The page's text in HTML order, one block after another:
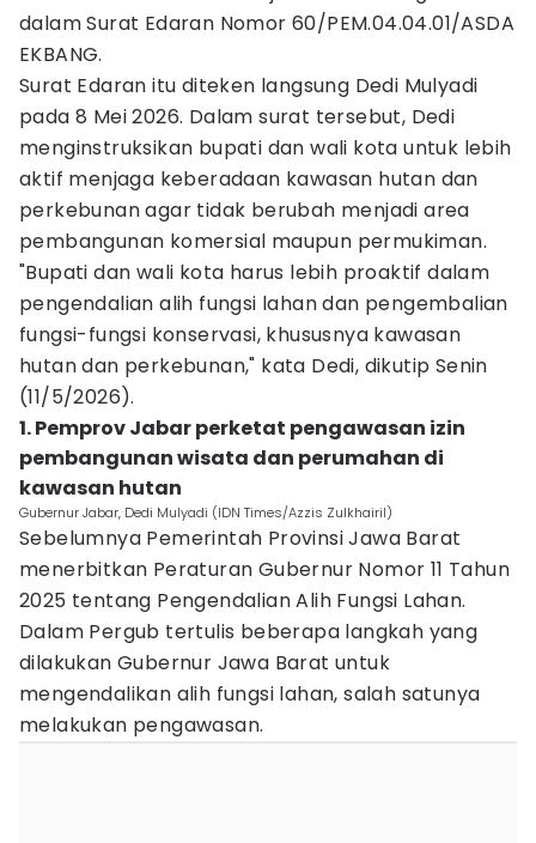
dalam Surat Edaran Nomor 60/PEM.04.04.01/ASDA
EKBANG.
Surat Edaran itu diteken langsung Dedi Mulyadi
pada 8 Mei 2026. Dalam surat tersebut, Dedi
menginstruksikan bupati dan wali kota untuk lebih
aktif menjaga keberadaan kawasan hutan dan
perkebunan agar tidak berubah menjadi area
pembangunan komersial maupun permukiman.
"Bupati dan wali kota harus lebih proaktif dalam
pengendalian alih fungsi lahan dan pengembalian
fungsi-fungsi konservasi, khususnya kawasan
hutan dan perkebunan," kata Dedi, dikutip Senin
(11/5/2026).
1. Pemprov Jabar perketat pengawasan izin
pembangunan wisata dan perumahan di
kawasan hutan
Gubernur Jabar, Dedi Mulyadi (IDN Times/Azzis Zulkhairil)
Sebelumnya Pemerintah Provinsi Jawa Barat
menerbitkan Peraturan Gubernur Nomor 11 Tahun
2025 tentang Pengendalian Alih Fungsi Lahan.
Dalam Pergub tertulis beberapa langkah yang
dilakukan Gubernur Jawa Barat untuk
mengendalikan alih fungsi lahan, salah satunya
melakukan pengawasan.